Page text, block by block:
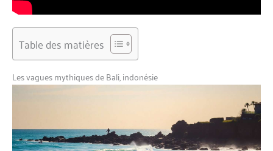
Table des matières
Les vagues mythiques de Bali, indonésie